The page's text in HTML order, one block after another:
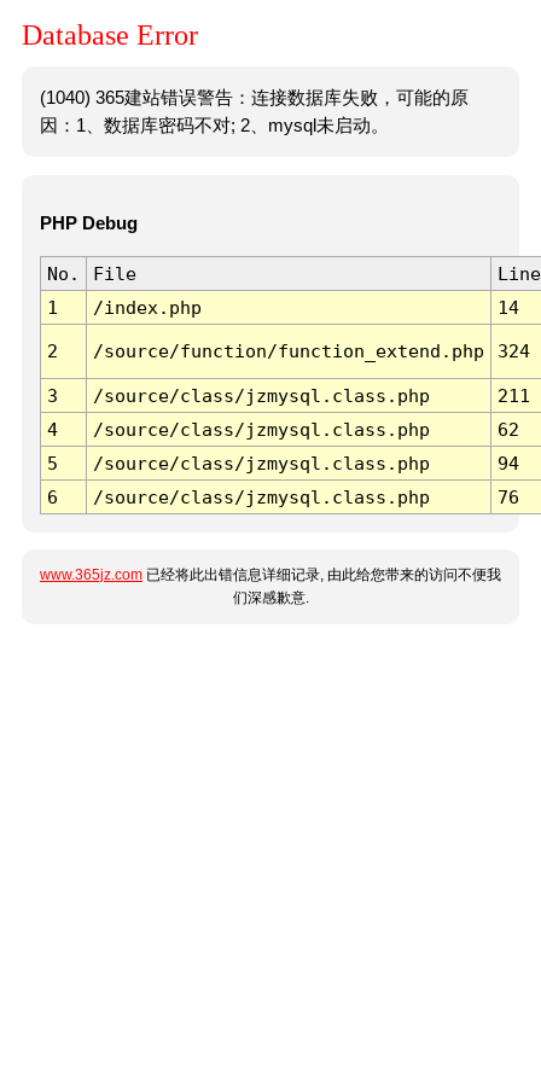
Database Error
(1040) 365建站错误警告：连接数据库失败，可能的原
因：1、数据库密码不对; 2、mysql未启动。
PHP Debug
No. File
Line
1
/index.php 14
2 /source/function/function_extend.php 324
3 /source/class/jzmysql.class.php
211
4
/source/class/jzmysql.class.php
62
5
/source/class/jzmysql.class.php
94
6
/source/class/jzmysql.class.php 76
www.365jz.com 已经将此出错信息详细记录, 由此给您带来的访问不便我
们深感歉意.